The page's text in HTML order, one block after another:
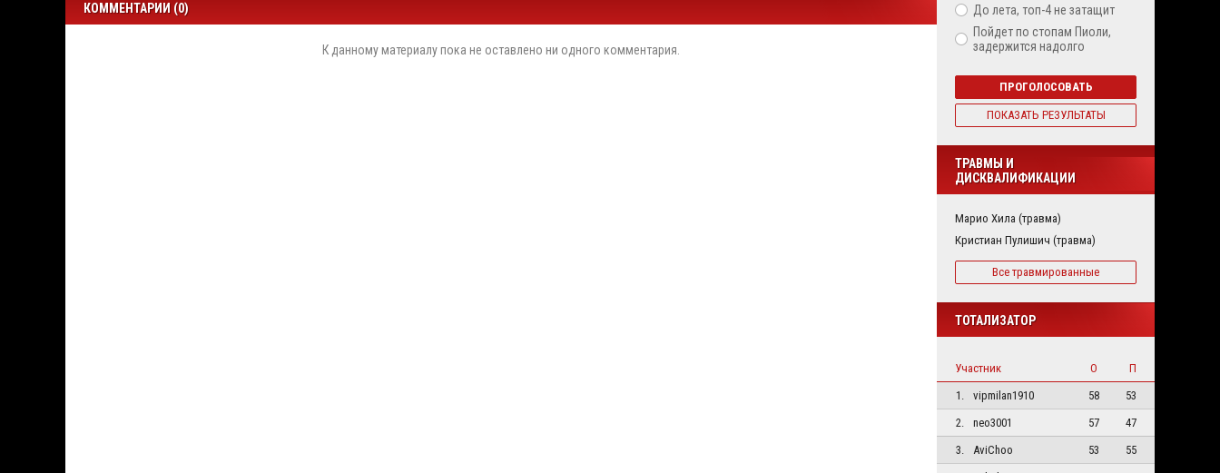
КОММЕНТАРИИ (0)
К данному материалу пока не оставлено ни одного комментария.
До лета, топ-4 не затащит
Пойдет по стопам Пиоли,
задержится надолго
ПРОГОЛОСОВАТЬ
ПОКАЗАТЬ РЕЗУЛЬТАТЫ
ТРАВМЫ И
ДИСКВАЛИФИКАЦИИ
Марио Хила (травма)
Кристиан Пулишич (травма)
Все травмированные
ТОТАЛИЗАТОР
Участник О
П
1.
vipmilan1910 58
53
2.
neo3001 57
47
3.
AviChoo 53
55